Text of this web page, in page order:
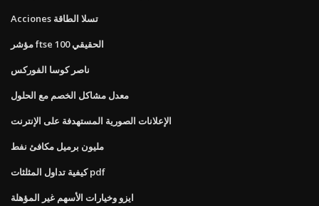
Acciones تسلا الطاقة
مؤشر ftse 100 الحقيقي
ناصر كوسا الفوركس
معدل مشاكل الخصم مع الحلول
الإعلانات الصورية المستهدفة على الإنترنت
مليون برميل مكافئ نفط
كيفية تداول المثلثات pdf
ايزو وخيارات الأسهم غير المؤهلة